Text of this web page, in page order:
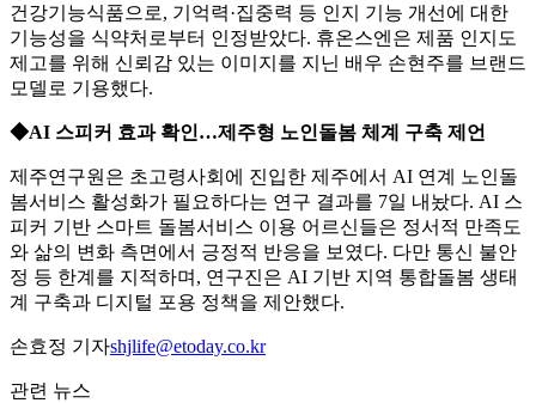
건강기능식품으로, 기억력·집중력 등 인지 기능 개선에 대한
기능성을 식약처로부터 인정받았다. 휴온스엔은 제품 인지도
제고를 위해 신뢰감 있는 이미지를 지닌 배우 손현주를 브랜드
모델로 기용했다.
◆AI 스피커 효과 확인…제주형 노인돌봄 체계 구축 제언
제주연구원은 초고령사회에 진입한 제주에서 AI 연계 노인돌
봄서비스 활성화가 필요하다는 연구 결과를 7일 내놨다. AI 스
피커 기반 스마트 돌봄서비스 이용 어르신들은 정서적 만족도
와 삶의 변화 측면에서 긍정적 반응을 보였다. 다만 통신 불안
정 등 한계를 지적하며, 연구진은 AI 기반 지역 통합돌봄 생태
계 구축과 디지털 포용 정책을 제안했다.
손효정 기자shjlife@etoday.co.kr
관련 뉴스